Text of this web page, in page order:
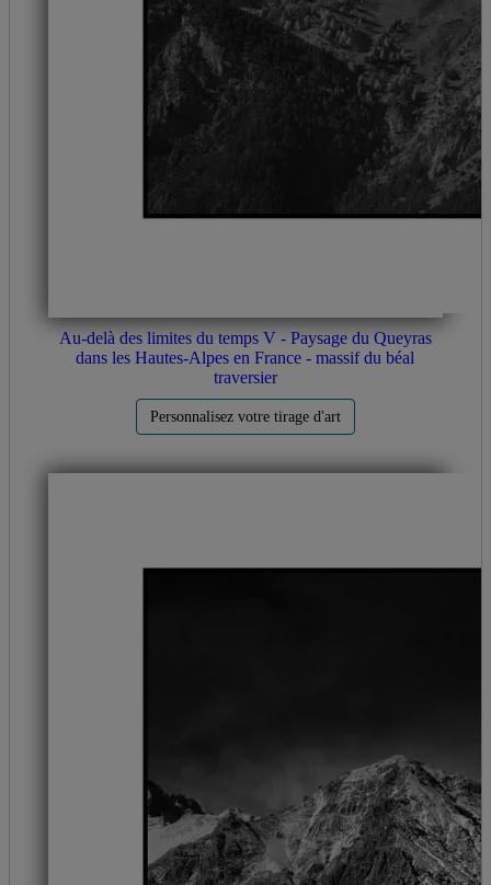
Au-delà des limites du temps V - Paysage du Queyras
dans les Hautes-Alpes en France - massif du béal
traversier
Personnalisez votre tirage d'art